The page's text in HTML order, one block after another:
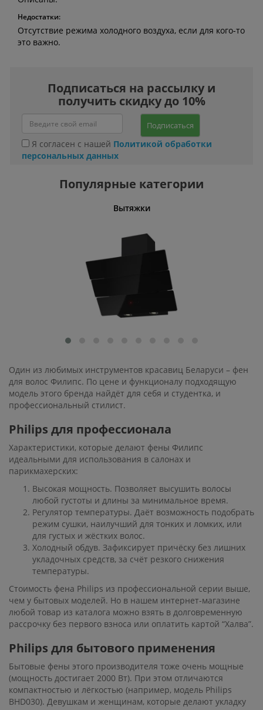
Недостатки:
Отсутствие режима холодного воздуха, если для кого-то
это важно.
Подписаться на рассылку и
получить скидку до 10%
Подписаться
Я согласен с нашей Политикой обработки
персональных данных
Популярные категории
Вытяжки
Один из любимых инструментов красавиц Беларуси – фен
для волос Филипс. По цене и функционалу подходящую
модель этого бренда найдёт для себя и студентка, и
профессиональный стилист.
Philips для профессионала
Характеристики, которые делают фены Филипс
идеальными для использования в салонах и
парикмахерских:
Высокая мощность. Позволяет высушить волосы
любой густоты и длины за минимальное время.
Регулятор температуры. Даёт возможность подобрать
режим сушки, наилучший для тонких и ломких, или
для густых и жёстких волос.
Холодный обдув. Зафиксирует причёску без лишних
укладочных средств, за счёт резкого снижения
температуры.
Стоимость фена Philips из профессиональной серии выше,
чем у бытовых моделей. Но в нашем интернет-магазине
любой товар из каталога можно взять в долговременную
рассрочку без первого взноса или оплатить картой “Халва”.
Philips для бытового применения
Бытовые фены этого производителя тоже очень мощные
(мощность достигает 2000 Вт). При этом отличаются
компактностью и лёгкостью (например, модель Philips
BHD030). Девушкам и женщинам, которые делают укладку